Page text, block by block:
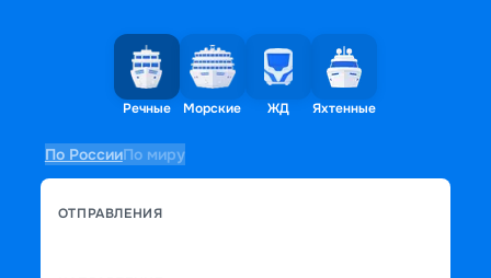
Речные Морские ЖД Яхтенные
По РоссииПо миру
ОТПРАВЛЕНИЯ